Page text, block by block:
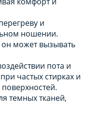
и
ношении.
он может вызывать
пота и
частых стирках и
темных тканей,